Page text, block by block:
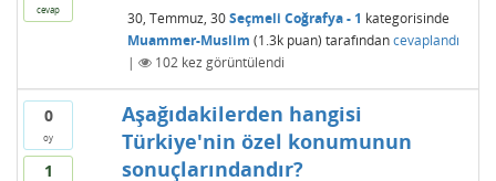
cevap 30, Temmuz, 30 Seçmeli Coğrafya - 1 kategorisinde
Muammer-Muslim (1.3kpuan) tarafından cevaplandı
|
102kez görüntülendi
0
oy
1
Aşağıdakilerden hangisi
Türkiye'nin özel konumunun
sonuçlarındandır?